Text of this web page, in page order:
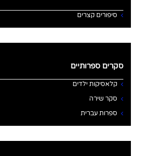
סיפורים קצרים
סקרים ספרותיים
קלאסיקות ילדים
סקר שירה
ספרות עברית